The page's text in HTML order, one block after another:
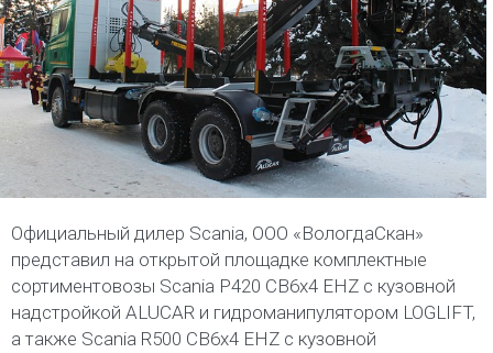
Официальный дилер Scania, ООО «ВологдаСкан»
представил на открытой площадке комплектные
сортиментовозы Scania P420 CB6x4 EHZ c кузовной
надстройкой ALUCAR и гидроманипулятором LOGLIFT,
а также Scania R500 CB6x4 EHZ c кузовной